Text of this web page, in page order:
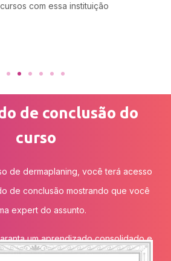
com essa instituição
de conclusão do
curso
de dermaplaning, você terá acesso
de conclusão mostrando que você
expert do assunto.
um aprendizado consolidado e